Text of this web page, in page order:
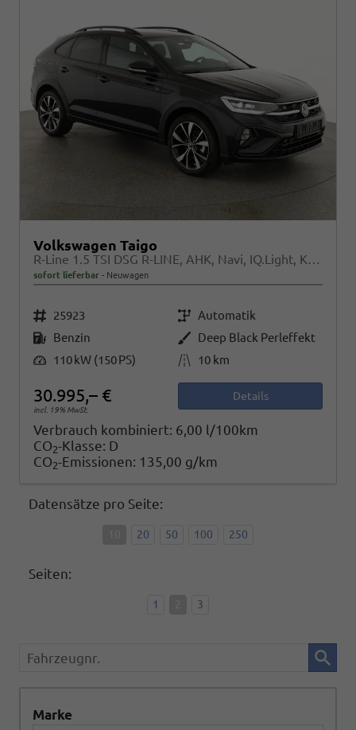
Volkswagen Taigo
R-Line 1.5 TSI DSG R-LINE, AHK, Navi, IQ.Light, Kamera, ACC, Winter
sofort lieferbar Neuwagen
Fahrzeugnr. 25923 Getriebe Automatik
Kraftstoff Benzin Außenfarbe Deep Black Perleffekt
Leistung 110 kW (150 PS) Kilometerstand 10 km
30.995,– €
incl. 19% MwSt.
Details
Verbrauch kombiniert: 6,00 l/100km
CO2-Klasse: D
CO2-Emissionen: 135,00 g/km
Datensätze pro Seite:
20 50 100 250
Seiten:
1 3
Fahrzeugnr.
Marke